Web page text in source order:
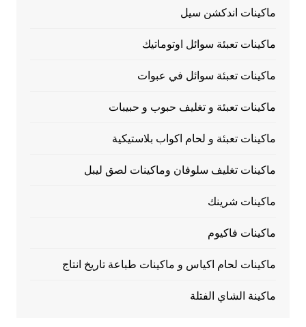
ماكينات اندكشن سيل
ماكينات تعبئة سوائل اوتوماتيك
ماكينات تعبئة سوائل في عبوات
ماكينات تعبئة و تغليف حبوب و حبيبات
ماكينات تعبئة و لحام اكواب بلاستيكية
ماكينات تغليف سلوفان وماكينات لصق ليبل
ماكينات شرينك
ماكينات فاكيوم
ماكينات لحام اكياس و ماكينات طباعة تاريخ انتاج
ماكينة الشاي الفتلة